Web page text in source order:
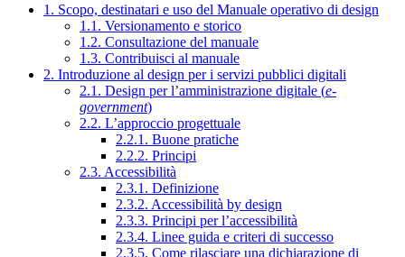
1. Scopo, destinatari e uso del Manuale operativo di design
1.1. Versionamento e storico
1.2. Consultazione del manuale
1.3. Contribuisci al manuale
2. Introduzione al design per i servizi pubblici digitali
2.1. Design per l’amministrazione digitale (e-
government)
2.2. L’approccio progettuale
2.2.1. Buone pratiche
2.2.2. Principi
2.3. Accessibilità
2.3.1. Definizione
2.3.2. Accessibilità by design
2.3.3. Principi per l’accessibilità
2.3.4. Linee guida e criteri di successo
2.3.5. Come rilasciare una dichiarazione di